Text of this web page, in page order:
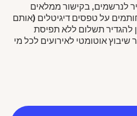
לנרשמים, בקישור ממלאים
על טפסים דיגיטלים (אותם
להגדיר תשלום ללא תפיסת
אוטומטי לאירועים לכל מי